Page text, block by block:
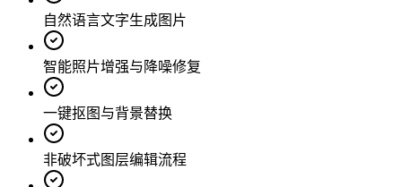
自然语言文字生成图片
智能照片增强与降噪修复
一键抠图与背景替换
非破坏式图层编辑流程